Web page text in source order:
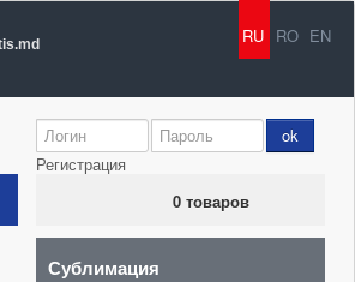
RU RO EN
ok
Регистрация
0 товаров
Сублимация